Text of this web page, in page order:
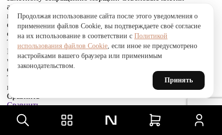
альпийской розы защищают, поддерживают и
восстанавливают устойчивость кожи к агрессивным
факторам окружающей среды и преждевременному
старению, улучшают барьерные свойства.
Товар был добавлен
В СРАВНЕНИЕ
чтобы посмотреть список сравнение, добавьте хотя бы ещё
один товар.
Товар был добавлен
в сравнение
Сравнить
Сравнить
Товар был добавлен
в избранное
Перейти в избранное
Для того, чтобы добавить в избранное, выберите тип товара.
Продолжая использование сайта после этого уведомления о
применении файлов Cookie, вы подтверждаете своё согласие
на их использование в соответствии с Политикой
использования файлов Cookie, если иное не предусмотрено
настройками вашего браузера или применимым
законодательством.
Принять